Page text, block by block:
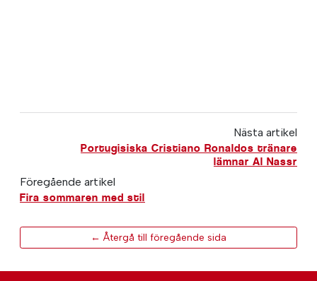
Nästa artikel
Portugisiska Cristiano Ronaldos tränare
lämnar Al Nassr
Föregående artikel
Fira sommaren med stil
← Återgå till föregående sida